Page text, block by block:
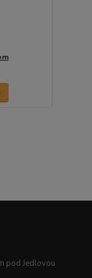
pod Jedlovou